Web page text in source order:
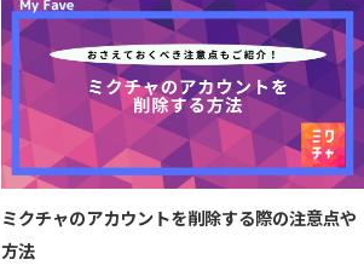
ミクチャのアカウントを削除する際の注意点や
方法